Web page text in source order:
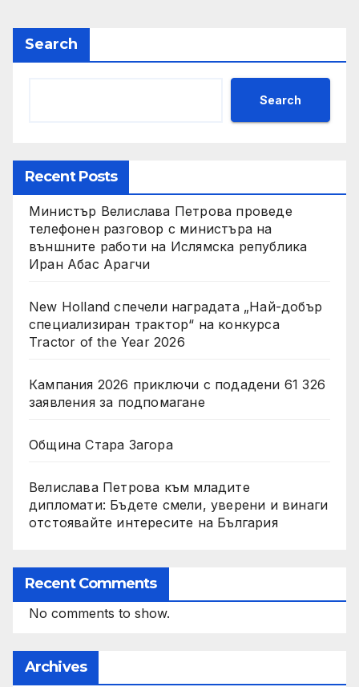
Search
Search
Recent Posts
Министър Велислава Петрова проведе
телефонен разговор с министъра на
външните работи на Ислямска република
Иран Абас Арагчи
New Holland спечели наградата „Най-добър
специализиран трактор“ на конкурса
Tractor of the Year 2026
Кампания 2026 приключи с подадени 61 326
заявления за подпомагане
Община Стара Загора
Велислава Петрова към младите
дипломати: Бъдете смели, уверени и винаги
отстоявайте интересите на България
Recent Comments
No comments to show.
Archives